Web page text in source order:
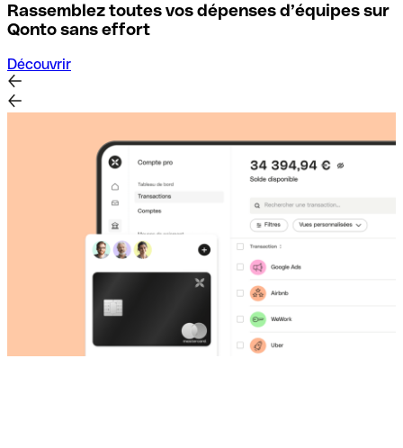
Rassemblez toutes vos dépenses d’équipes sur
Qonto sans effort
Découvrir